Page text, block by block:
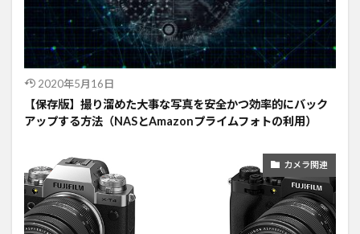
2020年5月16日
【保存版】撮り溜めた大事な写真を安全かつ効率的にバック
アップする方法（NASとAmazonプライムフォトの利用）
カメラ関連